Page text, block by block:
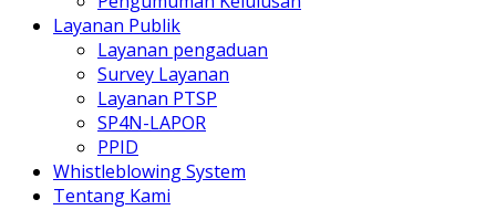
Layanan Publik
Layanan pengaduan
Survey Layanan
Layanan PTSP
SP4N-LAPOR
PPID
Whistleblowing System
Tentang Kami